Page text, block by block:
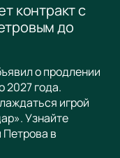
контракт с
до
о продлении
2027 года.
игрой
Узнайте
в